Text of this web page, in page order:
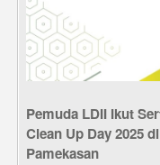
Pemuda LDII Ikut
Clean Up Day 2025
Pamekasan